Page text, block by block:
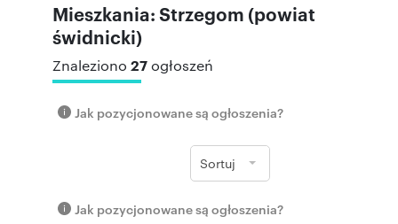
Mieszkania: Strzegom (powiat
świdnicki)
Znaleziono 27ogłoszeń
Jak pozycjonowane są ogłoszenia?
Sortuj
Jak pozycjonowane są ogłoszenia?